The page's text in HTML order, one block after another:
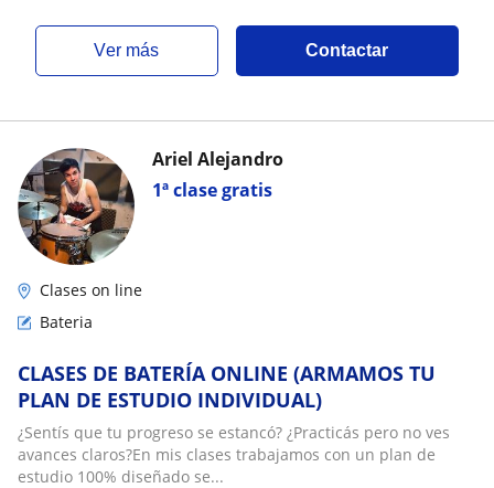
ver más Contactar
1ª clase gratis
Ariel Alejandro
Clases on line
Bateria
CLASES DE BATERÍA ONLINE (ARMAMOS TU
PLAN DE ESTUDIO INDIVIDUAL)
¿Sentís que tu progreso se estancó? ¿Practicás pero no ves
avances claros?En mis clases trabajamos con un plan de
estudio 100% diseñado se...